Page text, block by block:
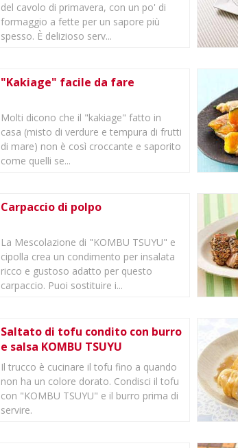
del cavolo di primavera, con un po' di
formaggio a fette per un sapore più
spesso. È delizioso serv...
"Kakiage" facile da fare
Molti dicono che il "kakiage" fatto in
casa (misto di verdure e tempura di frutti
di mare) non è così croccante e saporito
come quelli se...
Carpaccio di polpo
La Mescolazione di "KOMBU TSUYU" e
cipolla crea un condimento per insalata
ricco e gustoso adatto per questo
carpaccio. Puoi sostituire i...
Saltato di tofu condito con burro
e salsa KOMBU TSUYU
Il trucco è cucinare il tofu fino a quando
non ha un colore dorato. Condisci il tofu
con "KOMBU TSUYU" e il burro prima di
servire.